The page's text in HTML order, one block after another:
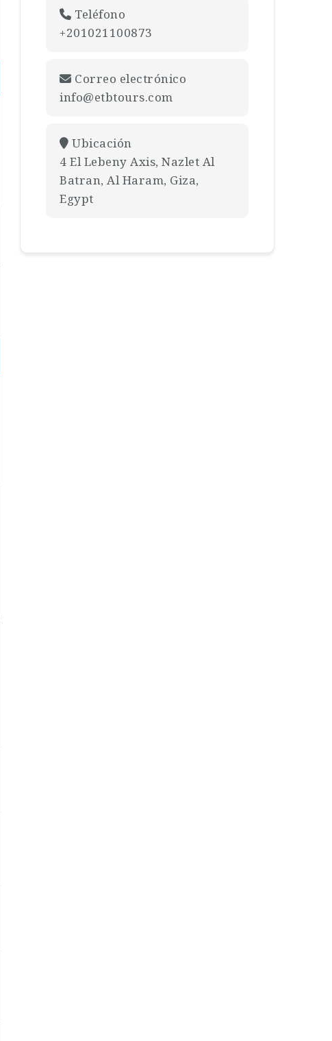
Teléfono
+201021100873
Correo electrónico
info@etbtours.com
Ubicación
4 El Lebeny Axis, Nazlet Al
Batran, Al Haram, Giza,
Egypt